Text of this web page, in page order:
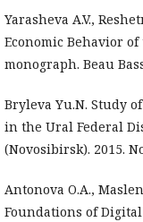
Yarasheva A.V.,
Economic Behavior
monograph. Beau
Bryleva Yu.N. Study
in the Ural Federal
(Novosibirsk). 2015.
Antonova O.A.,
Foundations of